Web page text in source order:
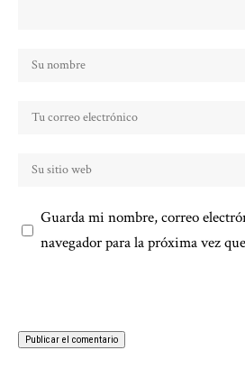
Guarda mi nombre, correo
navegador para la próxima vez